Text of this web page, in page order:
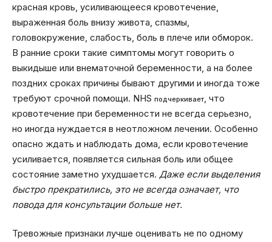
красная кровь, усиливающееся кровотечение,
выраженная боль внизу живота, спазмы,
головокружение, слабость, боль в плече или обморок.
В ранние сроки такие симптомы могут говорить о
выкидыше или внематочной беременности, а на более
поздних сроках причины бывают другими и иногда тоже
требуют срочной помощи. NHS подчеркивает, что
кровотечение при беременности не всегда серьезно,
но иногда нуждается в неотложном лечении. Особенно
опасно ждать и наблюдать дома, если кровотечение
усиливается, появляется сильная боль или общее
состояние заметно ухудшается. Даже если выделения
быстро прекратились, это не всегда означает, что
повода для консультации больше нет.
Тревожные признаки лучше оценивать не по одному